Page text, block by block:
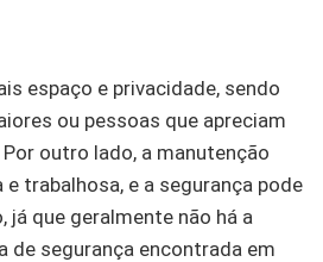
espaço e privacidade, sendo
ou pessoas que apreciam
outro lado, a manutenção
trabalhosa, e a segurança pode
já que geralmente não há a
de segurança encontrada em